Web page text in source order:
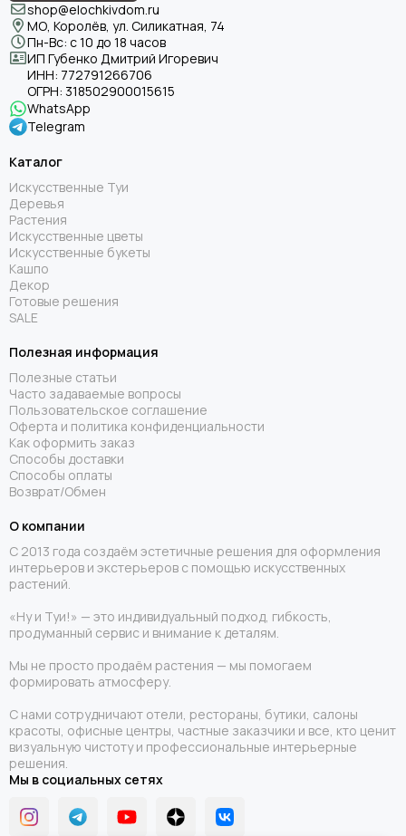
shop@elochkivdom.ru
МО, Королёв, ул. Силикатная, 74
Пн-Вс: с 10 до 18 часов
ИП Губенко Дмитрий Игоревич
ИНН: 772791266706
ОГРН: 318502900015615
WhatsApp
Telegram
Каталог
Искусственные Туи
Деревья
Растения
Искусственные цветы
Искусственные букеты
Кашпо
Декор
Готовые решения
SALE
Полезная информация
Полезные статьи
Часто задаваемые вопросы
Пользовательское соглашение
Оферта и политика конфиденциальности
Как оформить заказ
Способы доставки
Способы оплаты
Возврат/Обмен
О компании
С 2013 года создаём эстетичные решения для оформления
интерьеров и экстерьеров с помощью искусственных
растений.
«Ну и Туи!» — это индивидуальный подход, гибкость,
продуманный сервис и внимание к деталям.
Мы не просто продаём растения — мы помогаем
формировать атмосферу.
С нами сотрудничают отели, рестораны, бутики, салоны
красоты, офисные центры, частные заказчики и все, кто ценит
визуальную чистоту и профессиональные интерьерные
решения.
Мы в социальных сетях